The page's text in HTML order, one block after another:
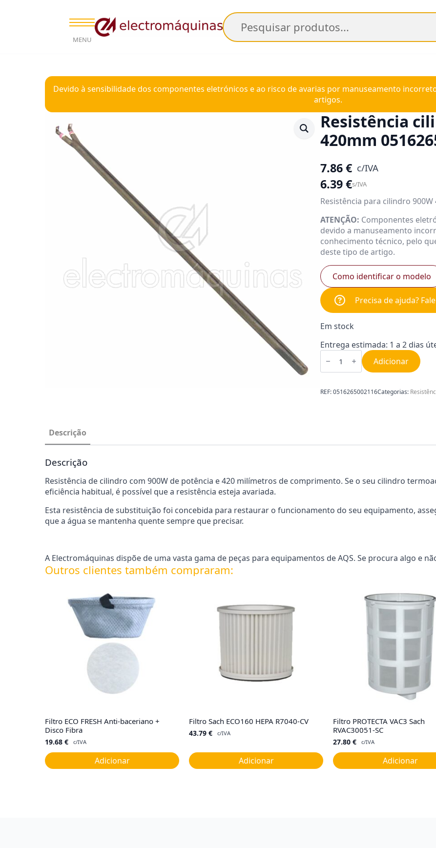
MENU
Pesquisar
Devido à sensibilidade dos componentes eletrónicos e ao risco de avarias por manuseamento
artigos.
Resistência
420mm
7.86€ c/IVA
6.39€s/IVA
Resistência para cilindro 900W
ATENÇÃO: Componentes
devido a manuseamento
conhecimento técnico, pelo
deste tipo de artigo.
Como identificar o modelo
Precisa de ajuda?
Em stock
Entrega estimada: 1 a 2 dias
Quantidade
de
cilindro
900W
420mm
Adicionar
REF:0516265002116Categorias:
Descrição
Descrição
Resistência de cilindro com 900W de potência e 420 milímetros de comprimento. Se o seu cilindro
eficiência habitual, é possível que a resistência esteja avariada.
Esta resistência de substituição foi concebida para restaurar o funcionamento do seu equipamento,
que a água se mantenha quente sempre que precisar.
A Electromáquinas dispõe de uma vasta gama de peças para equipamentos de AQS. Se procura algo e
Outros clientes também compraram:
Filtro ECO FRESH Anti-baceriano +
Disco Fibra
19.68 € c/IVA
Adicionar
Filtro Sach ECO160 HEPA R7040-CV
43.79 € c/IVA
Adicionar
Filtro PROTECTA VAC3 Sach
RVAC30051-SC
27.80 € c/IVA
Adicionar